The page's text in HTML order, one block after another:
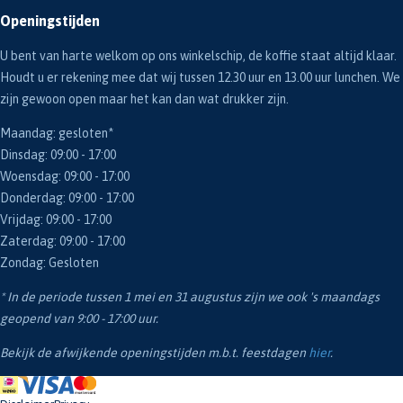
Openingstijden
U bent van harte welkom op ons winkelschip, de koffie staat altijd klaar.
Houdt u er rekening mee dat wij tussen 12.30 uur en 13.00 uur lunchen. We
zijn gewoon open maar het kan dan wat drukker zijn.
Maandag: gesloten*
Dinsdag: 09:00 - 17:00
Woensdag: 09:00 - 17:00
Donderdag: 09:00 - 17:00
Vrijdag: 09:00 - 17:00
Zaterdag: 09:00 - 17:00
Zondag: Gesloten
* In de periode tussen 1 mei en 31 augustus zijn we ook 's maandags
geopend van 9:00 - 17:00 uur.
Bekijk de afwijkende openingstijden m.b.t. feestdagen hier.